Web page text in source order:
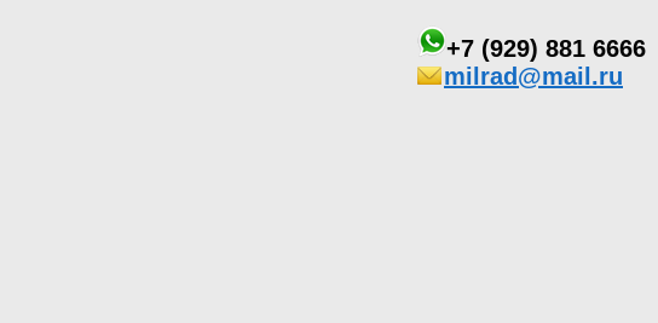
+7 (929) 881 6666
milrad@mail.ru